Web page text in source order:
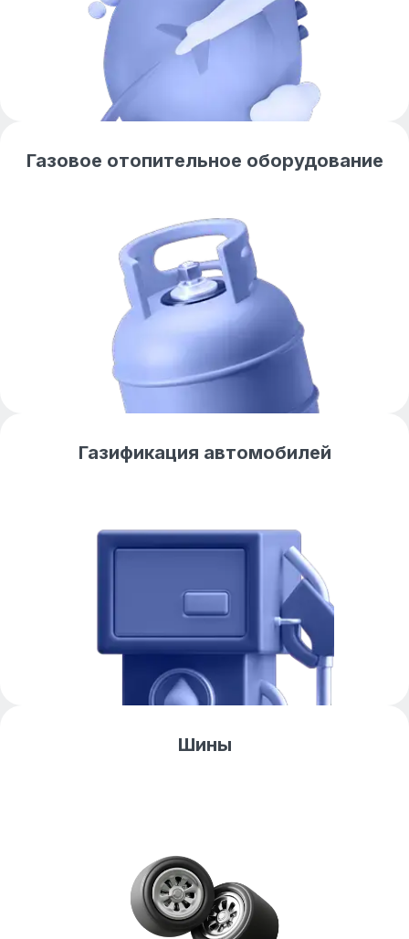
Газовое отопительное оборудование
Газификация автомобилей
Шины